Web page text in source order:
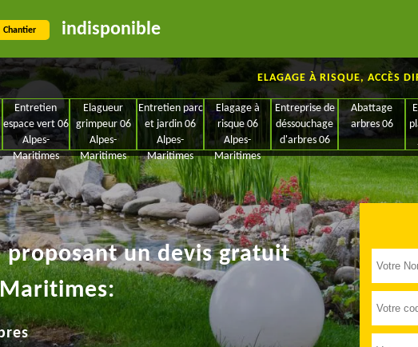
Chantier indisponible
ELAGAGE À RISQUE, ACCÈS
Entretien
espace vert 06
Alpes-
Maritimes
Elagueur
grimpeur 06
Alpes-
Maritimes
Entretien parc
et jardin 06
Alpes-
Maritimes
Elagage à
risque 06
Alpes-
Maritimes
Entreprise de
déssouchage
d'arbres 06
Abattage
arbres 06
proposant un devis gratuit